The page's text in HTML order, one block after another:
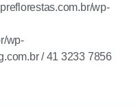
wp-
wp-
/ 41 3233 7856